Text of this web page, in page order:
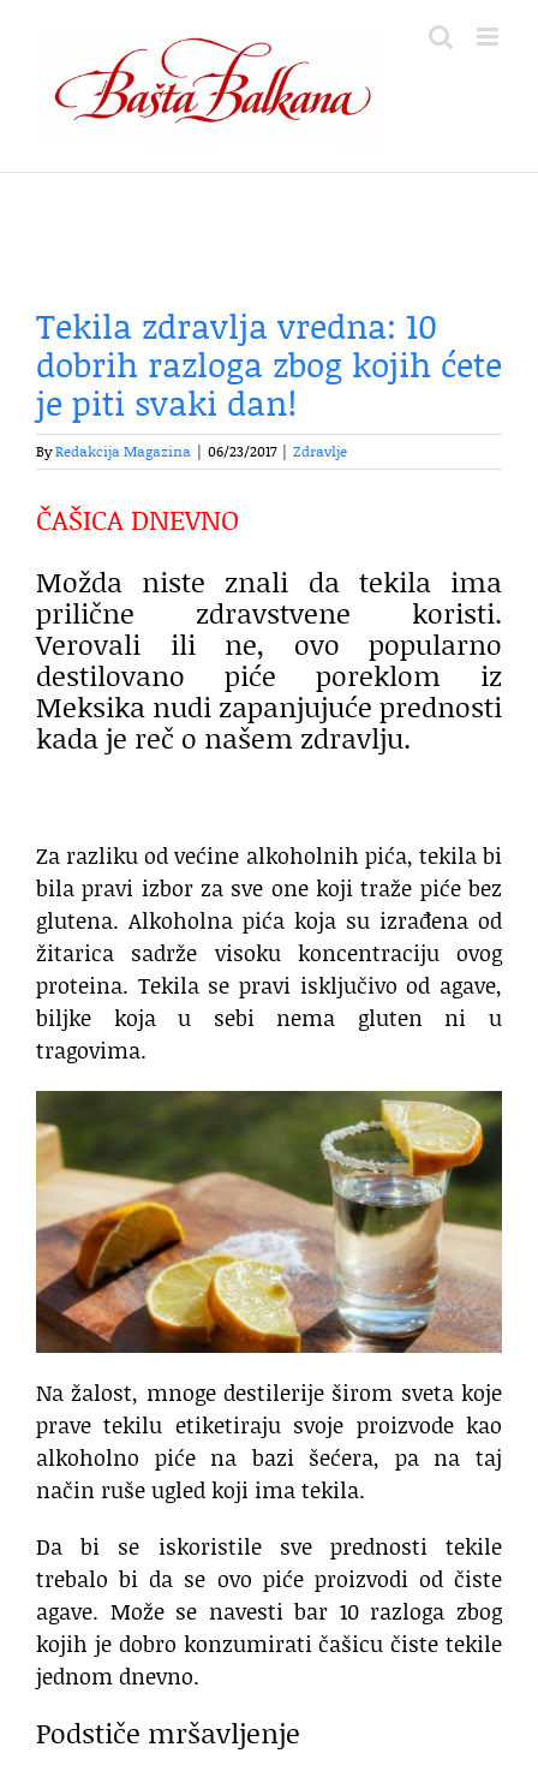
content
Tekila zdravlja vredna: 10
dobrih razloga zbog kojih ćete
je piti svaki dan!
ByRedakcija Magazina 06/23/2017 Zdravlje
ČAŠICA DNEVNO
Možda niste znali da tekila ima
prilične zdravstvene koristi.
Verovali ili ne, ovo popularno
destilovano piće poreklom iz
Meksika nudi zapanjujuće prednosti
kada je reč o našem zdravlju.
Za razliku od većine alkoholnih pića, tekila bi
bila pravi izbor za sve one koji traže piće bez
glutena. Alkoholna pića koja su izrađena od
žitarica sadrže visoku koncentraciju ovog
proteina. Tekila se pravi isključivo od agave,
biljke koja u sebi nema gluten ni u
tragovima.
Na žalost, mnoge destilerije širom sveta koje
prave tekilu etiketiraju svoje proizvode kao
alkoholno piće na bazi šećera, pa na taj
način ruše ugled koji ima tekila.
Da bi se iskoristile sve prednosti tekile
trebalo bi da se ovo piće proizvodi od čiste
agave. Može se navesti bar 10 razloga zbog
kojih je dobro konzumirati čašicu čiste tekile
jednom dnevno.
Podstiče mršavljenje